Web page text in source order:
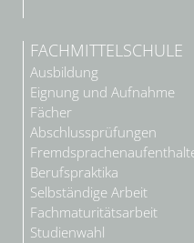
FACHMITTELSCHULE
Ausbildung
Eignung und Aufnahme
Fächer
Abschlussprüfungen
Berufspraktika
Selbständige Arbeit
Fachmaturitätsarbeit
Studienwahl